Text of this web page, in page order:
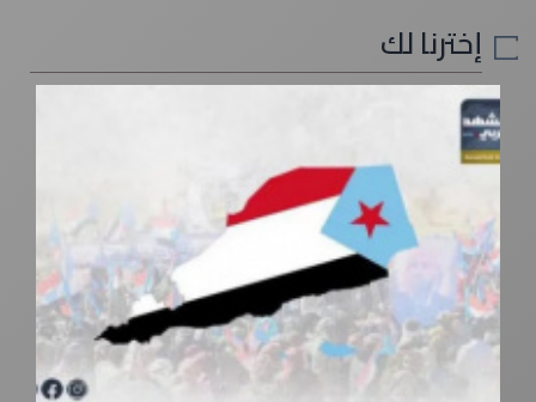
إخترنا لك